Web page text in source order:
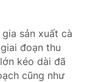
sản xuất cà
đoạn thu
kéo dài đã
cũng như